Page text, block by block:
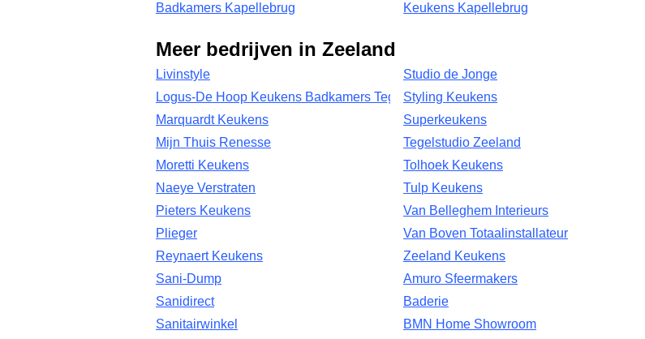
Badkamers Kapellebrug Keukens Kapellebrug
Meer bedrijven in Zeeland
Livinstyle
Logus-De Hoop Keukens Badkamers Tegels
Marquardt Keukens
Mijn Thuis Renesse
Moretti Keukens
Naeye Verstraten
Pieters Keukens
Plieger
Reynaert Keukens
Sani-Dump
Sanidirect
Sanitairwinkel
Studio de Jonge
Styling Keukens
Superkeukens
Tegelstudio Zeeland
Tolhoek Keukens
Tulp Keukens
Van Belleghem Interieurs
Van Boven Totaalinstallateur
Zeeland Keukens
Amuro Sfeermakers
Baderie
BMN Home Showroom